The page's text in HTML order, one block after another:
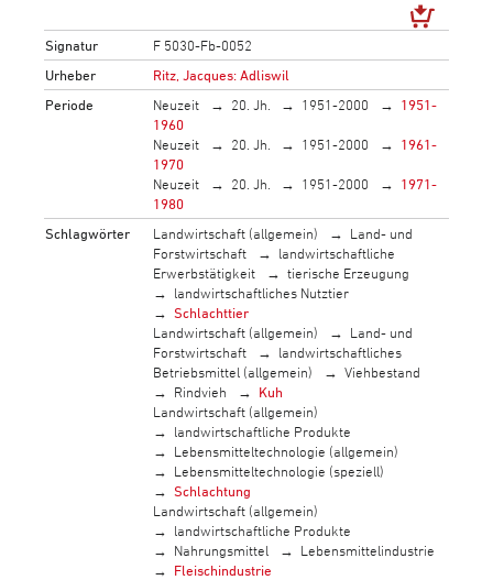
Signatur
F 5030-Fb-0052
Urheber
Ritz, Jacques: Adliswil
Periode
Neuzeit 20. Jh. 1951-2000
1951-
1960
Neuzeit
20. Jh. 1951-2000
1961-
1970
Neuzeit
20. Jh. 1951-2000
1971-
1980
Schlagwörter
Landwirtschaft (allgemein)
Land- und
Forstwirtschaft
landwirtschaftliche
Erwerbstätigkeit
tierische Erzeugung
landwirtschaftliches Nutztier
Schlachttier
Landwirtschaft (allgemein)
Land- und
Forstwirtschaft
landwirtschaftliches
Betriebsmittel (allgemein)
Viehbestand
Rindvieh
Kuh
Landwirtschaft (allgemein)
landwirtschaftliche Produkte
Lebensmitteltechnologie (allgemein)
Lebensmitteltechnologie (speziell)
Schlachtung
Landwirtschaft (allgemein)
landwirtschaftliche Produkte
Nahrungsmittel
Lebensmittelindustrie
Fleischindustrie